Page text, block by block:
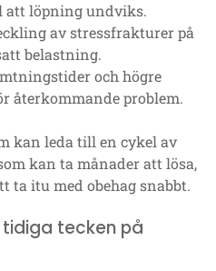
att löpning undviks.
av stressfrakturer på
belastning.
och högre
återkommande problem.
kan leda till en cykel av
kan ta månader att lösa,
ta itu med obehag snabbt.
tidiga tecken på